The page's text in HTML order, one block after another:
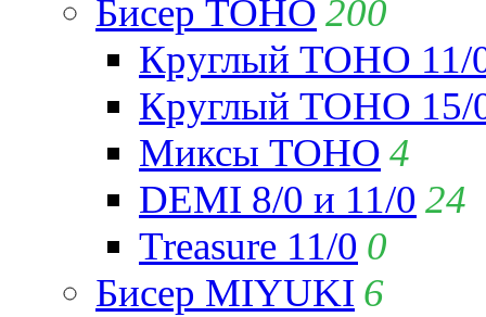
Бисер TOHO 200
Круглый TOHO 11/
Круглый TOHO 15/
Миксы TOHO 4
DEMI 8/0 и 11/0 24
Treasure 11/0 0
Бисер MIYUKI 6